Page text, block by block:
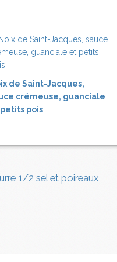
de Saint-Jacques,
crémeuse, guanciale
pois
1/2 sel et poireaux